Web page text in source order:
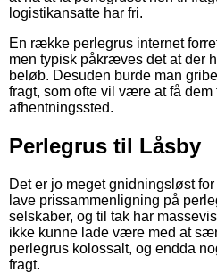
logistikansatte har fri.
En række perlegrus internet
men typisk påkræves det at der
beløb. Desuden burde man
fragt, som ofte vil være at få
afhentningssted.
Perlegrus til Låsby
Det er jo meget gnidningsløst
lave prissammenligning på
selskaber, og til tak har
ikke kunne lade være med at
perlegrus kolossalt, og endda
fragt.